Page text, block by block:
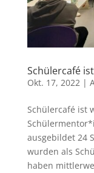
Schülercafé
Okt. 17, 2022|
Schülercafé ist
ausgebildet 24
wurden als
haben